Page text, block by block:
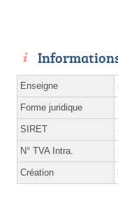
Enseigne
Forme juridique
SIRET
N° TVA Intra.
Création